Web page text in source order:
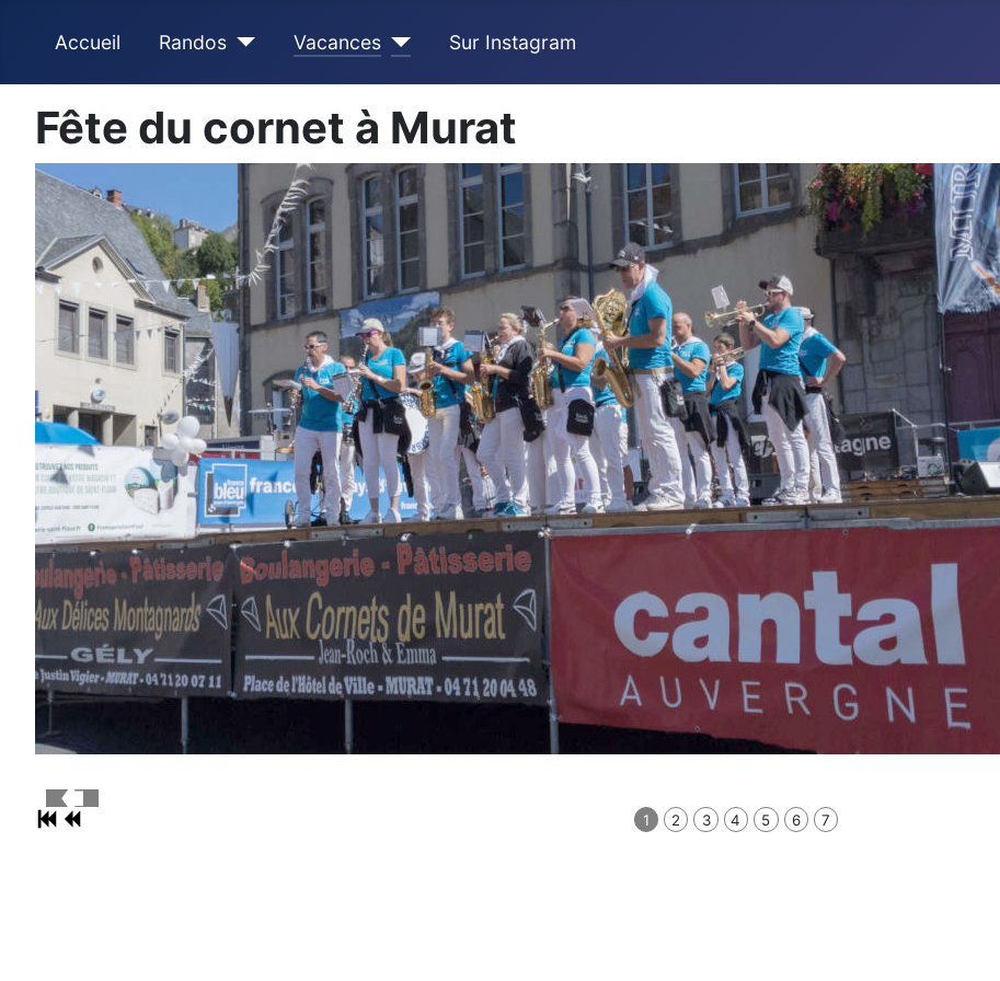
Accueil Randos Vacances Sur Instagram
Fête du cornet à Murat
1 2 3 4 5 6 7